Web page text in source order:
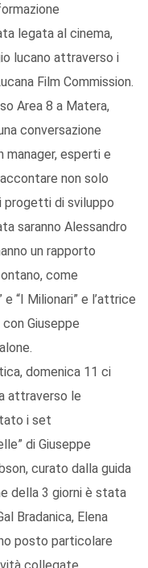
legata al cinema,
lucano attraverso i
Film Commission.
Area 8 a Matera,
conversazione
esperti e
non solo
progetti di sviluppo
saranno Alessandro
un rapporto
come
e “I Milionari” e l’attrice
Giuseppe
domenica 11 ci
attraverso le
i set
di Giuseppe
curato dalla guida
della 3 giorni è stata
Bradanica, Elena
posto particolare